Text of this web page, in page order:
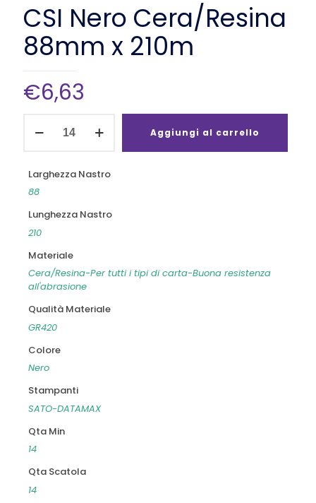
CSI Nero Cera/Resina
88mm x 210m
€6,63
Nero
210m
Aggiungi al carrello
Larghezza Nastro
88
Lunghezza Nastro
210
Materiale
Cera/Resina-Per tutti i tipi di carta-Buona resistenza
all'abrasione
Qualità Materiale
GR420
Colore
Nero
Stampanti
SATO-DATAMAX
Qta Min
14
Qta Scatola
14